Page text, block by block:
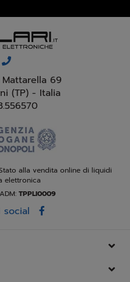
69
(TP) - Italia
alla vendita online di liquidi
elettronica
TPPLI0009
social